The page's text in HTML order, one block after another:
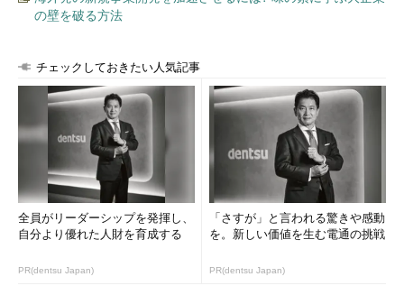
の壁を破る方法
チェックしておきたい人気記事
全員がリーダーシップを発揮し、
自分より優れた人財を育成する
PR(dentsu Japan)
「さすが」と言われる驚きや感動
を。新しい価値を生む電通の挑戦
PR(dentsu Japan)